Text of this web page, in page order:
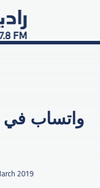
واتساب في
2019